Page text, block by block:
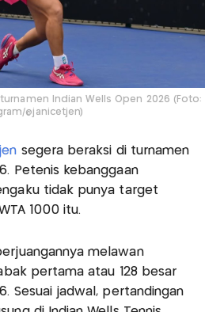
Indian Wells Open 2026 (Foto:
@janicetjen)
segera beraksi di turnamen
Petenis kebanggaan
tidak punya target
1000 itu.
melawan
pertama atau 128 besar
Sesuai jadwal, pertandingan